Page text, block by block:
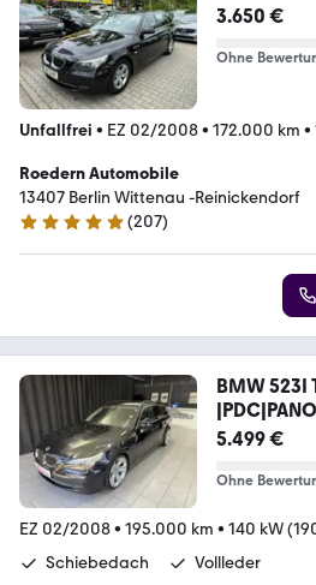
3.650 €
Ohne
Unfallfrei • EZ 02/2008• 172.000 km •
Roedern Automobile
13407 Berlin Wittenau -Reinickendorf
4.8 Sterne
(207)
BMW 523I
5.499 €
Ohne
EZ 02/2008• 195.000 km • 140 kW
Schiebedach
Vollleder